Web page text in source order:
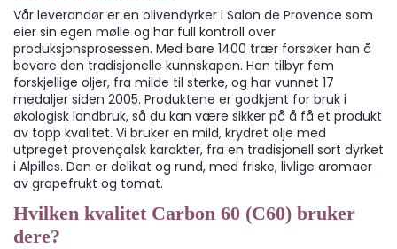
Vår leverandør er en olivendyrker i Salon de Provence som
eier sin egen mølle og har full kontroll over
produksjonsprosessen. Med bare 1400 trær forsøker han å
bevare den tradisjonelle kunnskapen. Han tilbyr fem
forskjellige oljer, fra milde til sterke, og har vunnet 17
medaljer siden 2005. Produktene er godkjent for bruk i
økologisk landbruk, så du kan være sikker på å få et produkt
av topp kvalitet. Vi bruker en mild, krydret olje med
utpreget provençalsk karakter, fra en tradisjonell sort dyrket
i Alpilles. Den er delikat og rund, med friske, livlige aromaer
av grapefrukt og tomat.
Hvilken kvalitet Carbon 60 (C60) bruker
dere?